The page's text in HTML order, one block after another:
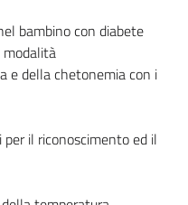
bambino con diabete
modalità
e della chetonemia con i
per il riconoscimento ed il